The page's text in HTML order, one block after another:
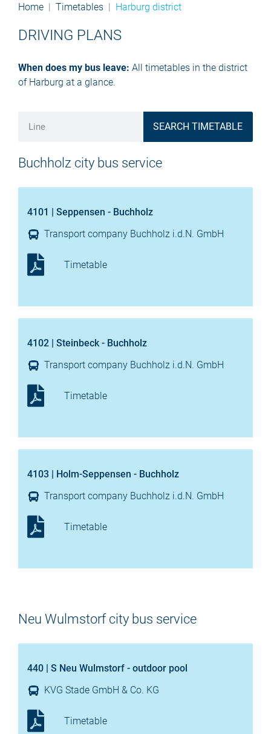
Home Timetables Harburg district
DRIVING PLANS
When does my bus leave: All timetables in the district
of Harburg at a glance.
SEARCH TIMETABLE
Buchholz city bus service
4101 | Seppensen - Buchholz
Transport company Buchholz i.d.N. GmbH
Timetable
4102 | Steinbeck - Buchholz
Transport company Buchholz i.d.N. GmbH
Timetable
4103 | Holm-Seppensen - Buchholz
Transport company Buchholz i.d.N. GmbH
Timetable
Neu Wulmstorf city bus service
440 | S Neu Wulmstorf - outdoor pool
KVG Stade GmbH & Co. KG
Timetable